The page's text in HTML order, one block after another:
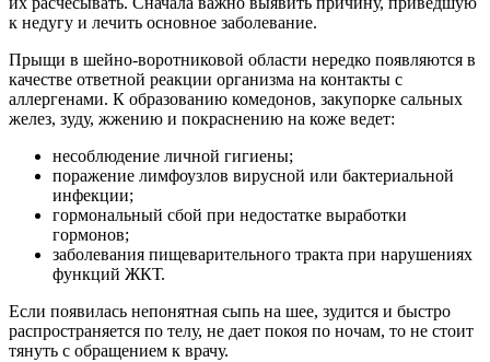
к недугу и лечить основное заболевание.
Прыщи в шейно-воротниковой области нередко появляются в
качестве ответной реакции организма на контакты с
аллергенами. К образованию комедонов, закупорке сальных
желез, зуду, жжению и покраснению на коже ведет:
несоблюдение личной гигиены;
поражение лимфоузлов вирусной или бактериальной
инфекции;
гормональный сбой при недостатке выработки
гормонов;
заболевания пищеварительного тракта при нарушениях
функций ЖКТ.
Если появилась непонятная сыпь на шее, зудится и быстро
распространяется по телу, не дает покоя по ночам, то не стоит
тянуть с обращением к врачу.